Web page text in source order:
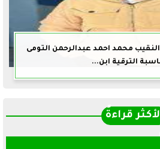
محمد احمد عبدالرحمن التومى
الترقية ابن...
قراءةً